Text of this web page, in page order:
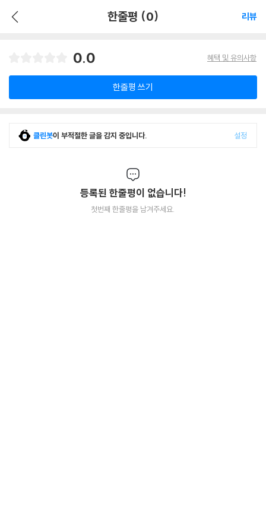
한줄평 (0) 리뷰
0.0 혜택 및 유의사항
한줄평 쓰기
클린봇이 부적절한 글을 감지 중입니다. 설정
등록된 한줄평이 없습니다!
첫번째 한줄평을 남겨주세요.